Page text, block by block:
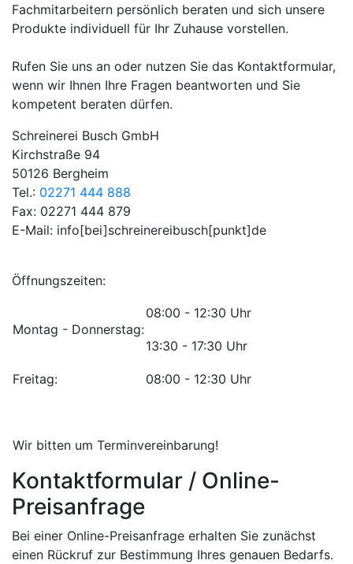
Fachmitarbeitern persönlich beraten und sich unsere
Produkte individuell für Ihr Zuhause vorstellen.
Rufen Sie uns an oder nutzen Sie das Kontaktformular,
wenn wir Ihnen Ihre Fragen beantworten und Sie
kompetent beraten dürfen.
Schreinerei Busch GmbH
Kirchstraße 94
50126 Bergheim
Tel.: 02271 444 888
Fax: 02271 444 879
E-Mail: info[bei]schreinereibusch[punkt]de
Öffnungszeiten:
Montag - Donnerstag:
08:00 - 12:30 Uhr
13:30 - 17:30 Uhr
Freitag: 08:00 - 12:30 Uhr
Wir bitten um Terminvereinbarung!
Kontaktformular / Online-
Preisanfrage
Bei einer Online-Preisanfrage erhalten Sie zunächst
einen Rückruf zur Bestimmung Ihres genauen Bedarfs.